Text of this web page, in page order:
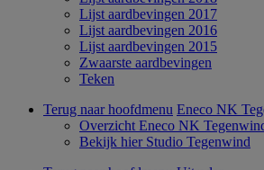
Lijst aardbevingen 2017
Lijst aardbevingen 2016
Lijst aardbevingen 2015
Zwaarste aardbevingen
Teken
Terug naar hoofdmenu Eneco NK
Overzicht Eneco NK
Bekijk hier Studio Tegenwind